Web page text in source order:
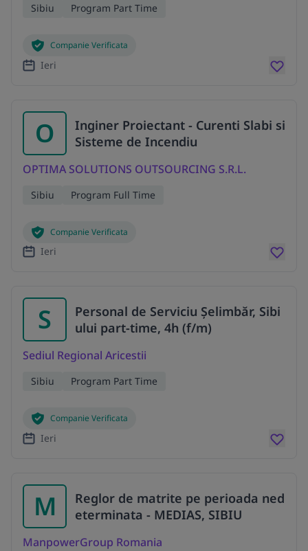
Sibiu Program Part Time
Companie Verificata
Ieri
O
Inginer Proiectant - Curenti Slabi si
Sisteme de Incendiu
OPTIMA SOLUTIONS OUTSOURCING S.R.L.
Sibiu Program Full Time
Companie Verificata
Ieri
S
Personal de Serviciu Șelimbăr, Sibi
ului part-time, 4h (f/m)
Sediul Regional Aricestii
Sibiu Program Part Time
Companie Verificata
Ieri
M
Reglor de matrite pe perioada ned
eterminata - MEDIAS, SIBIU
ManpowerGroup Romania